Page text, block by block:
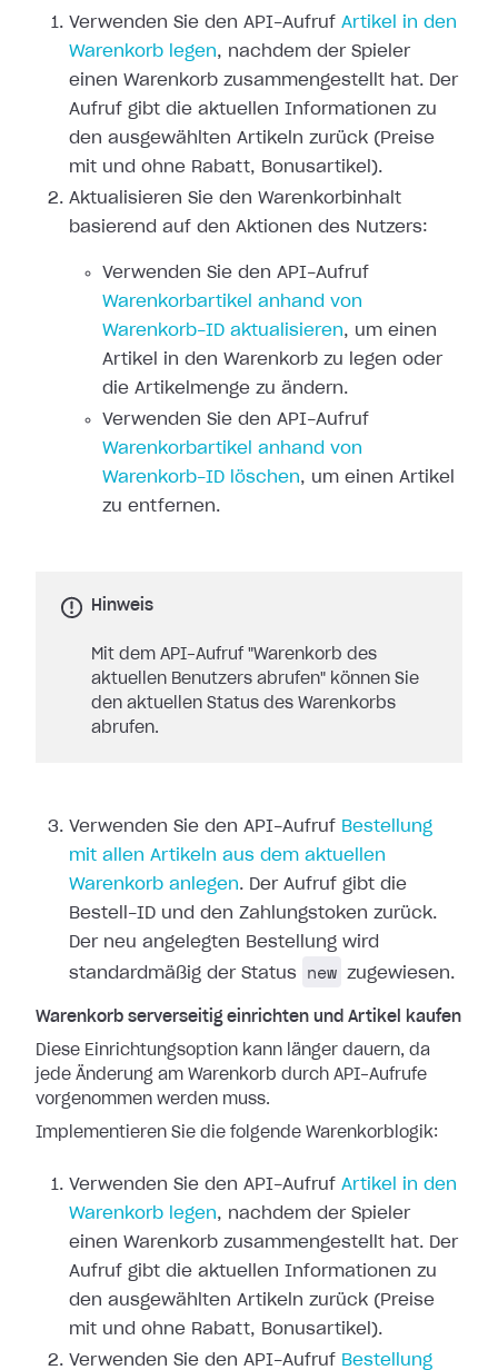
Verwenden Sie den API-Aufruf Artikel in den
Warenkorb legen, nachdem der Spieler
einen Warenkorb zusammengestellt hat. Der
Aufruf gibt die aktuellen Informationen zu
den ausgewählten Artikeln zurück (Preise
mit und ohne Rabatt, Bonusartikel).
Aktualisieren Sie den Warenkorbinhalt
basierend auf den Aktionen des Nutzers:
Verwenden Sie den API-Aufruf
Warenkorbartikel anhand von
Warenkorb-ID aktualisieren, um einen
Artikel in den Warenkorb zu legen oder
die Artikelmenge zu ändern.
Verwenden Sie den API-Aufruf
Warenkorbartikel anhand von
Warenkorb-ID löschen, um einen Artikel
zu entfernen.
Hinweis
Mit dem API-Aufruf "Warenkorb des
aktuellen Benutzers abrufen" können Sie
den aktuellen Status des Warenkorbs
abrufen.
Verwenden Sie den API-Aufruf Bestellung
mit allen Artikeln aus dem aktuellen
Warenkorb anlegen. Der Aufruf gibt die
Bestell-ID und den Zahlungstoken zurück.
Der neu angelegten Bestellung wird
standardmäßig der Status
new zugewiesen.
Warenkorb serverseitig einrichten und Artikel kaufen
Diese Einrichtungsoption kann länger dauern, da
jede Änderung am Warenkorb durch API-Aufrufe
vorgenommen werden muss.
Implementieren Sie die folgende Warenkorblogik:
Verwenden Sie den API-Aufruf Artikel in den
Warenkorb legen, nachdem der Spieler
einen Warenkorb zusammengestellt hat. Der
Aufruf gibt die aktuellen Informationen zu
den ausgewählten Artikeln zurück (Preise
mit und ohne Rabatt, Bonusartikel).
Verwenden Sie den API-Aufruf Bestellung